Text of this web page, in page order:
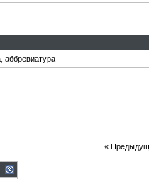
аббревиатура
«